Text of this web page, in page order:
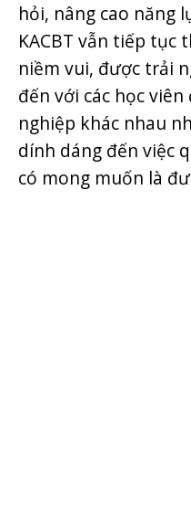
hỏi, nâng cao năng
KACBT vẫn tiếp tục
niềm vui, được trải
đến với các học
nghiệp khác nhau
dính dáng đến việc
có mong muốn là